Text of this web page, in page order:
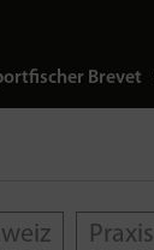
Brevet
Praxis